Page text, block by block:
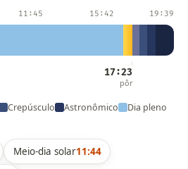
11:45 15:42 19:39
17:23
pôr
Crepúsculo Astronômico
Dia pleno
Meio-dia solar11:44